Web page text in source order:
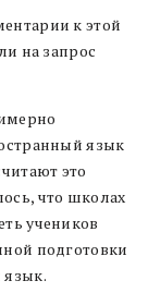
к этой
на запрос
язык
это
что школах
учеников
подготовки